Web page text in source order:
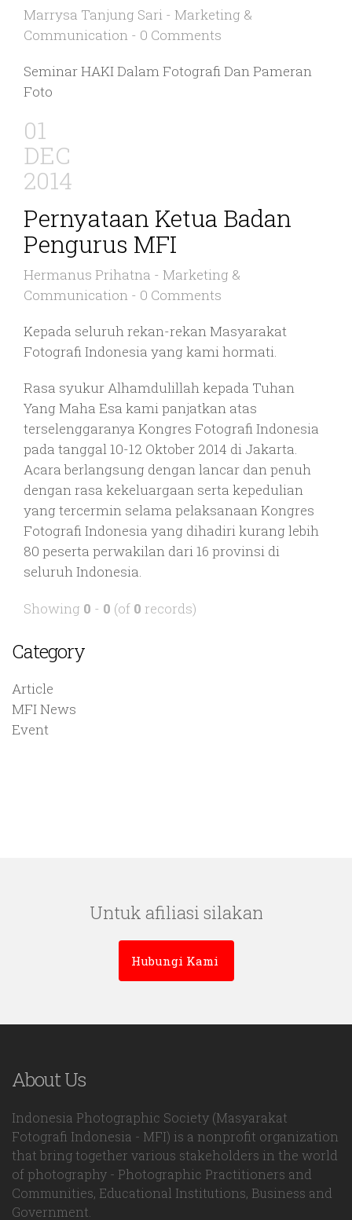
Marrysa Tanjung Sari - Marketing &
Communication - 0 Comments
Seminar HAKI Dalam Fotografi Dan Pameran
Foto
01
DEC
2014
Pernyataan Ketua Badan
Pengurus MFI
Hermanus Prihatna - Marketing &
Communication - 0 Comments
Kepada seluruh rekan-rekan Masyarakat
Fotografi Indonesia yang kami hormati.
Rasa syukur Alhamdulillah kepada Tuhan
Yang Maha Esa kami panjatkan atas
terselenggaranya Kongres Fotografi Indonesia
pada tanggal 10-12 Oktober 2014 di Jakarta.
Acara berlangsung dengan lancar dan penuh
dengan rasa kekeluargaan serta kepedulian
yang tercermin selama pelaksanaan Kongres
Fotografi Indonesia yang dihadiri kurang lebih
80 peserta perwakilan dari 16 provinsi di
seluruh Indonesia.
Showing 0 - 0 (of 0 records)
Category
Article
MFI News
Event
Untuk afiliasi silakan
Hubungi Kami
About Us
Indonesia Photographic Society (Masyarakat
Fotografi Indonesia - MFI) is a nonprofit organization
that bring together various stakeholders in the world
of photography - Photographic Practitioners and
Communities, Educational Institutions, Business and
Government.